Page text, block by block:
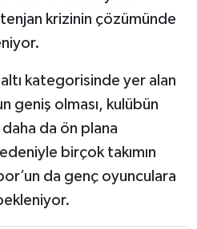
krizinin çözümünde
kategorisinde yer alan
geniş olması, kulübün
da ön plana
birçok takımın
da genç oyunculara